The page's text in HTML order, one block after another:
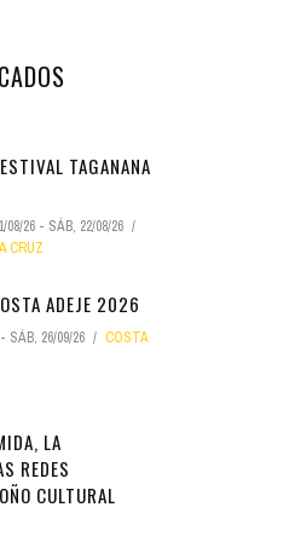
TAGANANA
08/26 - SÁB, 22/08/26
CRUZ
ADEJE 2026
- SÁB, 26/09/26
COSTA
LA
REDES
CULTURAL